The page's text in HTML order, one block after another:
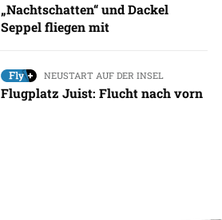
„Nachtschatten“ und Dackel
Seppel fliegen mit
NEUSTART AUF DER INSEL
Flugplatz Juist: Flucht nach vorn